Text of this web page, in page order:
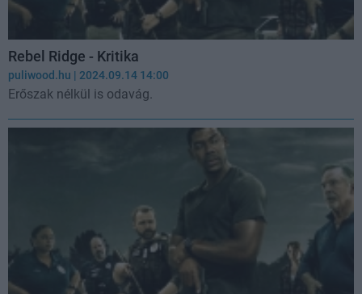
Rebel Ridge - Kritika
puliwood.hu | 2024.09.14 14:00
Erőszak nélkül is odavág.